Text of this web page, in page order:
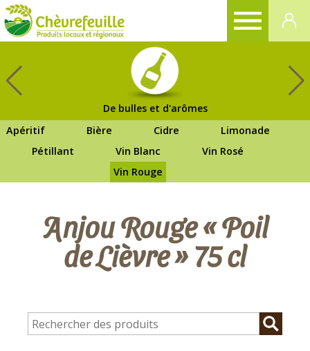
De bulles et d'arômes
Apéritif
Bière Cidre
Limonade
Pétillant
Vin Blanc
Vin Rosé
Vin Rouge
Anjou Rouge « Poil
de Lièvre » 75 cl